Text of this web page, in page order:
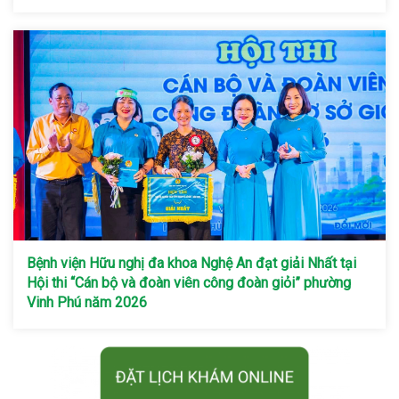
Bệnh viện Hữu nghị đa khoa Nghệ An đạt giải Nhất tại
Hội thi “Cán bộ và đoàn viên công đoàn giỏi” phường
Vinh Phú năm 2026